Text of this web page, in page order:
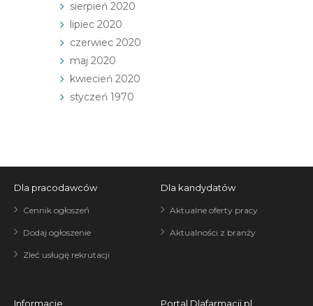
sierpień 2020
lipiec 2020
czerwiec 2020
maj 2020
kwiecień 2020
styczeń 1970
Dla pracodawców
Cennik ogłoszeń
Dodaj ogłoszenie
Zleć usługę rekrutacji
Dla kandydatów
Aktualne oferty pracy
Aktualności z branży
Informacje Portal Dlafarmacji.pl